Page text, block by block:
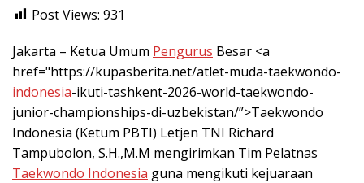
Post Views: 931
Jakarta – Ketua Umum Pengurus Besar <a
href="https://kupasberita.net/atlet-muda-taekwondo-
indonesia-ikuti-tashkent-2026-world-taekwondo-
junior-championships-di-uzbekistan/”>Taekwondo
Indonesia (Ketum PBTI) Letjen TNI Richard
Tampubolon, S.H.,M.M mengirimkan Tim Pelatnas
Taekwondo Indonesia guna mengikuti kejuaraan